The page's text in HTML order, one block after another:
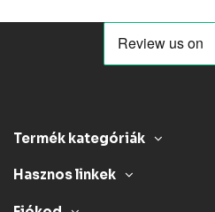
Termék kategóriák
Hasznos linkek